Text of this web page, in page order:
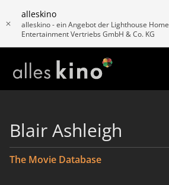
alleskino
alleskino - ein Angebot der Lighthouse Home
Entertainment Vertriebs GmbH & Co. KG
Blair Ashleigh
The Movie Database